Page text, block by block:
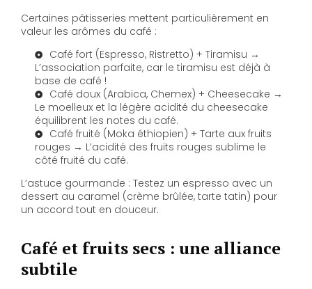
Certaines pâtisseries mettent particulièrement en
valeur les arômes du café :
Café fort (Espresso, Ristretto) + Tiramisu →
L’association parfaite, car le tiramisu est déjà à
base de café !
Café doux (Arabica, Chemex) + Cheesecake →
Le moelleux et la légère acidité du cheesecake
équilibrent les notes du café.
Café fruité (Moka éthiopien) + Tarte aux fruits
rouges → L’acidité des fruits rouges sublime le
côté fruité du café.
L’astuce gourmande : Testez un espresso avec un
dessert au caramel (crème brûlée, tarte tatin) pour
un accord tout en douceur.
Café et fruits secs : une alliance
subtile